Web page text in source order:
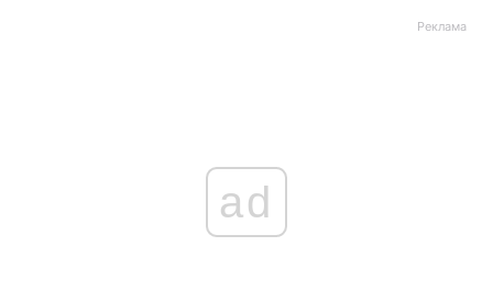
Реклама
ad